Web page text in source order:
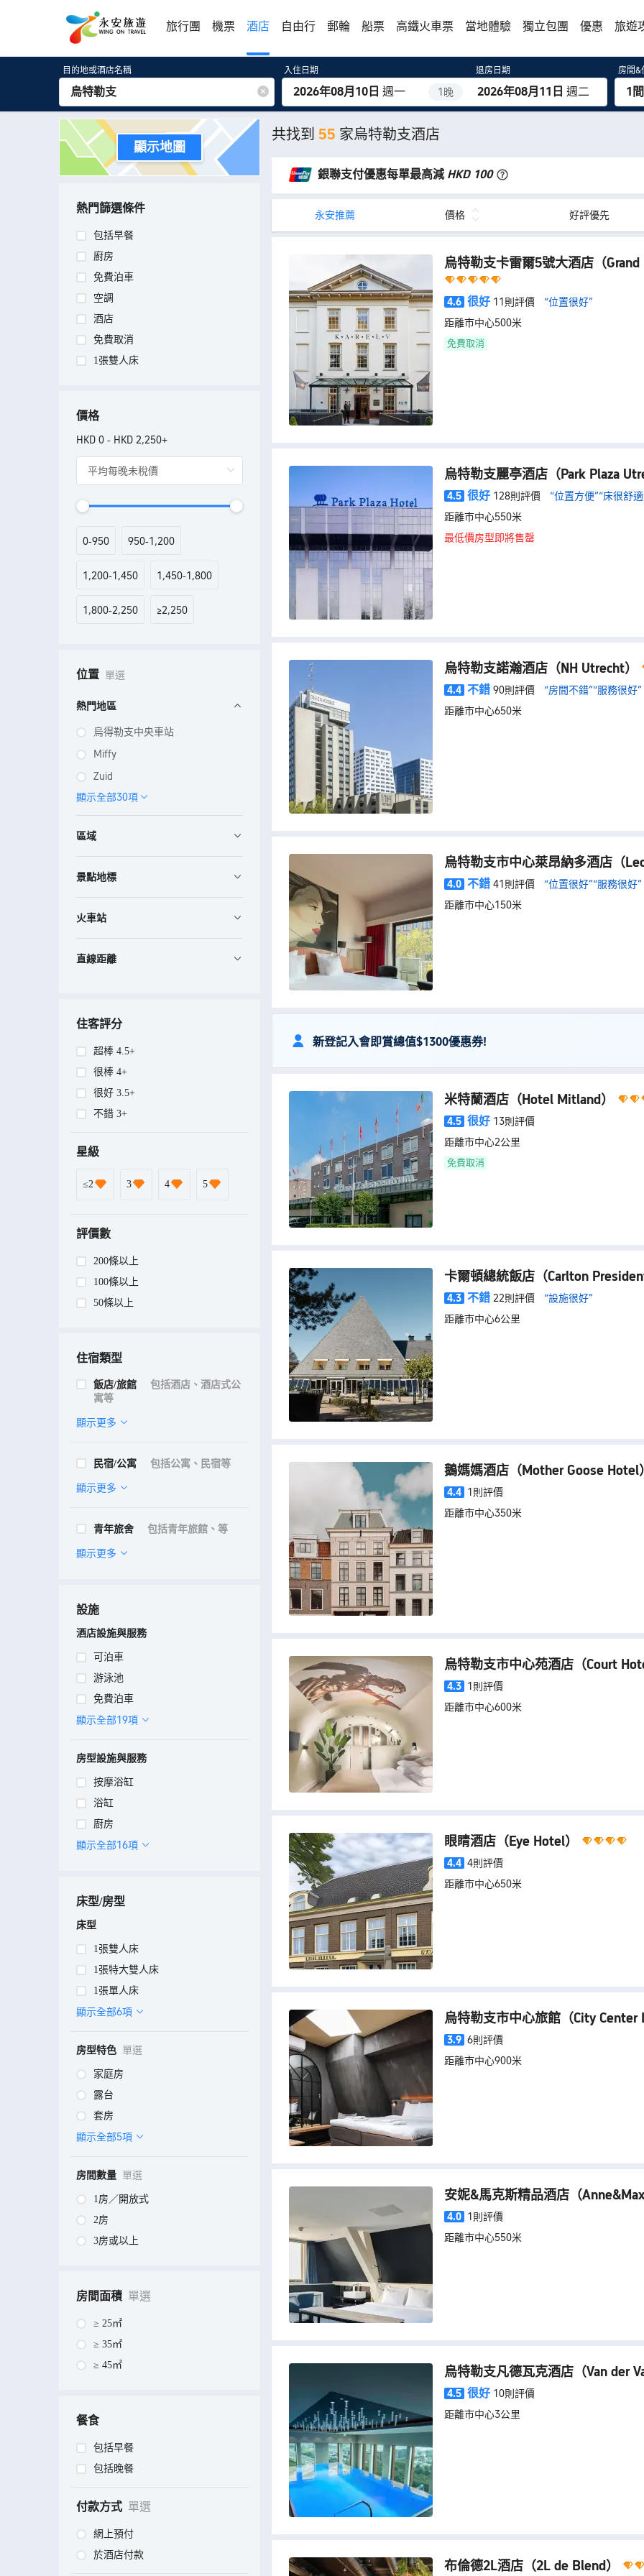
旅行團 機票 酒店 自由行 郵輪 船票 高鐵火車票 當地體驗 獨立包團 優惠 旅遊
目的地或酒店名稱 入住日期 退房日期
2026年08月10日 週一 1晚 2026年08月11日 週二
房間&
1
顯示地圖
熱門篩選條件
包括早餐
廚房
免費泊車
空調
酒店
免費取消
1張雙人床
價格
HKD 0 - HKD 2,250+
0-950 950-1,200
1,200-1,450 1,450-1,800
1,800-2,250 ≥2,250
位置 單選
熱門地區
烏得勒支中央車站
Miffy
Zuid
顯示全部30項
區域
景點地標
火車站
直線距離
住客評分
超棒 4.5+
很棒 4+
很好 3.5+
不錯 3+
星級
≤2 3 4 5
評價數
200條以上
100條以上
50條以上
住宿類型
飯店/旅館
包括酒店、酒店式公
寓等
顯示更多
民宿/公寓 包括公寓、民宿等
顯示更多
青年旅舍 包括青年旅館、等
顯示更多
設施
酒店設施與服務
可泊車
游泳池
免費泊車
顯示全部19項
房型設施與服務
按摩浴缸
浴缸
廚房
顯示全部16項
床型/房型
床型
1張雙人床
1張特大雙人床
1張單人床
顯示全部6項
房型特色 單選
家庭房
露台
套房
顯示全部5項
房間數量 單選
1房／開放式
2房
3房或以上
房間面積 單選
≥ 25㎡
≥ 35㎡
≥ 45㎡
餐食
包括早餐
包括晚餐
付款方式 單選
網上預付
於酒店付款
共找到 55 家烏特勒支酒店
銀聯支付優惠每單最高減 HKD 100
永安推薦 價格 好評優先
烏特勒支卡雷爾5號大酒店 （
4.6 很好 11則評價
“位置很好”
距離市中心500米
免費取消
烏特勒支麗亭酒店 （Park Plaza
4.5 很好 128則評價 “位置方便”“床很舒
距離市中心550米
最低價房型即將售罄
烏特勒支諾瀚酒店 （NH Utrecht）
4.4 不錯 90則評價 “房間不錯”“服務很好”
距離市中心650米
烏特勒支市中心萊昂納多酒店 （
4.0 不錯 41則評價 “位置很好”“服務很好”
距離市中心150米
新登記入會即賞總值$1300優惠券!
米特蘭酒店 （Hotel Mitland）
4.5 很好 13則評價
距離市中心2公里
免費取消
卡爾頓總統飯店 （Carlton
4.3 不錯 22則評價
“設施很好”
距離市中心6公里
鵝媽媽酒店 （Mother Goose Hotel
4.4 1則評價
距離市中心350米
烏特勒支市中心苑酒店 （Court
4.3 1則評價
距離市中心600米
眼睛酒店 （Eye Hotel）
4.4 4則評價
距離市中心650米
烏特勒支市中心旅館 （City
3.9 6則評價
距離市中心900米
安妮&馬克斯精品酒店 （
4.0 1則評價
距離市中心550米
烏特勒支凡德瓦克酒店 （Van der
4.5 很好 10則評價
距離市中心3公里
布倫德2L酒店 （2L de Blend）